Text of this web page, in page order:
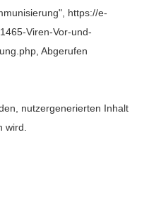
https://e-
Viren-Vor-und-
Abgerufen
nutzergenerierten Inhalt
wird.